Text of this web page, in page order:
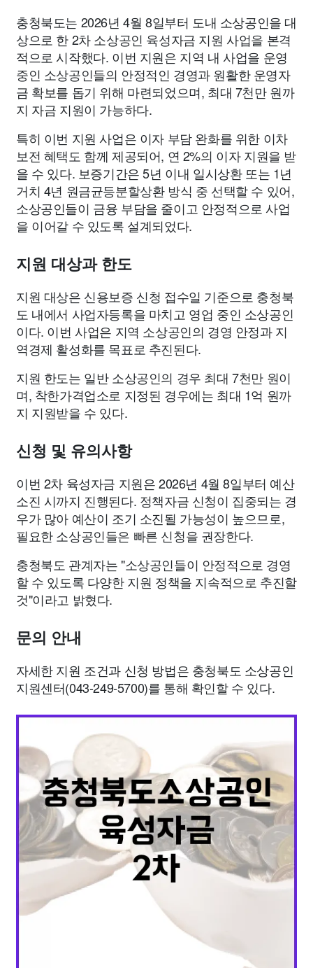
충청북도는 2026년 4월 8일부터 도내 소상공인을 대
상으로 한 2차 소상공인 육성자금 지원 사업을 본격
적으로 시작했다. 이번 지원은 지역 내 사업을 운영
중인 소상공인들의 안정적인 경영과 원활한 운영자
금 확보를 돕기 위해 마련되었으며, 최대 7천만 원까
지 자금 지원이 가능하다.
특히 이번 지원 사업은 이자 부담 완화를 위한 이차
보전 혜택도 함께 제공되어, 연 2%의 이자 지원을 받
을 수 있다. 보증기간은 5년 이내 일시상환 또는 1년
거치 4년 원금균등분할상환 방식 중 선택할 수 있어,
소상공인들이 금융 부담을 줄이고 안정적으로 사업
을 이어갈 수 있도록 설계되었다.
지원 대상과 한도
지원 대상은 신용보증 신청 접수일 기준으로 충청북
도 내에서 사업자등록을 마치고 영업 중인 소상공인
이다. 이번 사업은 지역 소상공인의 경영 안정과 지
역경제 활성화를 목표로 추진된다.
지원 한도는 일반 소상공인의 경우 최대 7천만 원이
며, 착한가격업소로 지정된 경우에는 최대 1억 원까
지 지원받을 수 있다.
신청 및 유의사항
이번 2차 육성자금 지원은 2026년 4월 8일부터 예산
소진 시까지 진행된다. 정책자금 신청이 집중되는 경
우가 많아 예산이 조기 소진될 가능성이 높으므로,
필요한 소상공인들은 빠른 신청을 권장한다.
충청북도 관계자는 "소상공인들이 안정적으로 경영
할 수 있도록 다양한 지원 정책을 지속적으로 추진할
것"이라고 밝혔다.
문의 안내
자세한 지원 조건과 신청 방법은 충청북도 소상공인
지원센터(043-249-5700)를 통해 확인할 수 있다.